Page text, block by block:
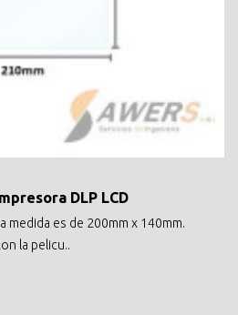
DLP LCD
es de 200mm x 140mm.
la pelicu..